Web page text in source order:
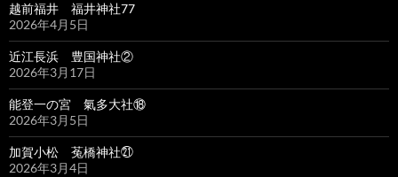
越前福井 福井神社77
2026年4月5日
近江長浜 豊国神社②
2026年3月17日
能登一の宮 氣多大社⑱
2026年3月5日
加賀小松 菟橋神社㉑
2026年3月4日